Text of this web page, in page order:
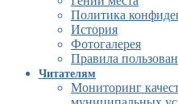
Политика
История
Фотогалерея
Правила
Читателям
Мониторинг